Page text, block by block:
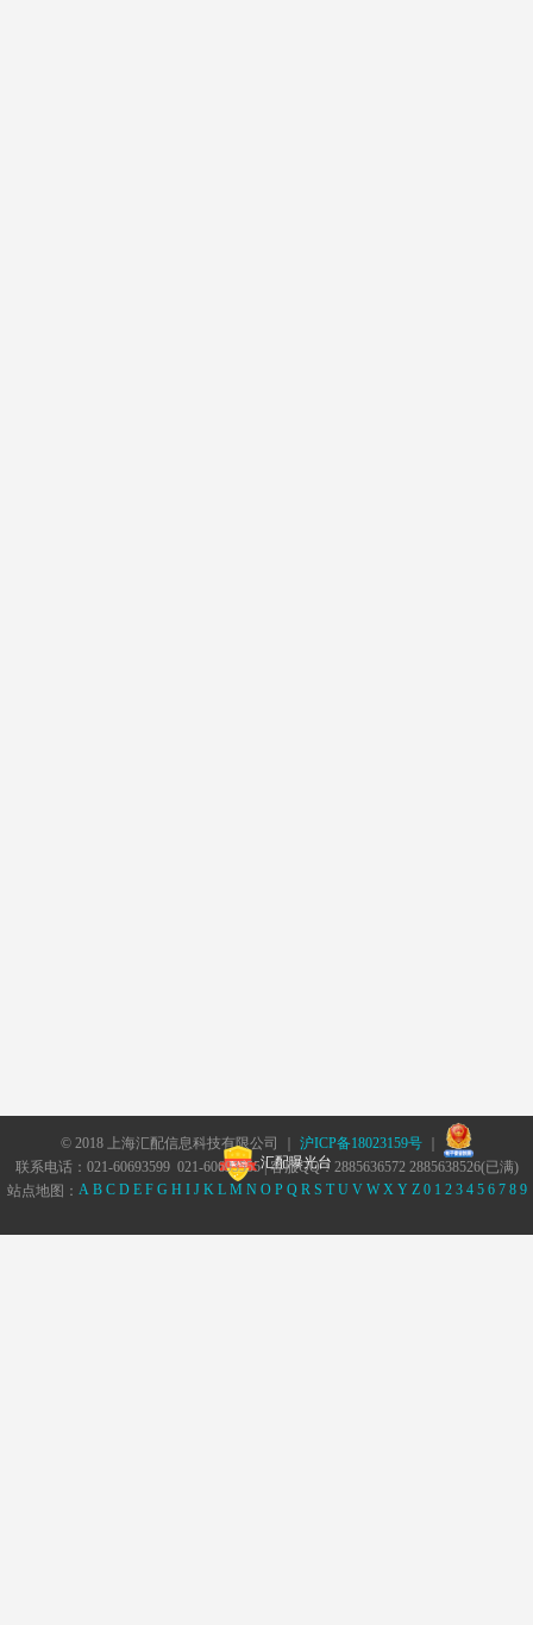
© 2018 上海汇配信息科技有限公司 ｜ 沪ICP备18023159号｜
汇配曝光台
联系电话：021-60693599 021-60693555 | 客服QQ：2885636572 2885638526(已满)
站点地图： A B C D E F G H I J K L M N O P Q R S T U V W X Y Z 0 1 2 3 4 5 6 7 8 9